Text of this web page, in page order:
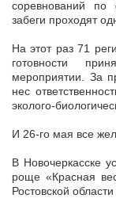
соревнований по
забеги проходят
На этот раз 71
готовности
мероприятии. За
нес
эколого-
И 26-го мая все
В Новочеркасске
роще «Красная
Ростовской